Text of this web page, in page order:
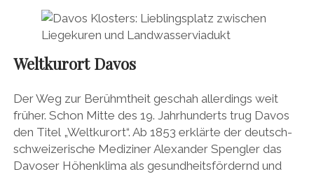
Weltkurort Davos
Der Weg zur Berühmtheit geschah allerdings weit
früher. Schon Mitte des 19. Jahrhunderts trug Davos
den Titel „Weltkurort“. Ab 1853 erklärte der deutsch-
schweizerische Mediziner Alexander Spengler das
Davoser Höhenklima als gesundheitsfördernd und